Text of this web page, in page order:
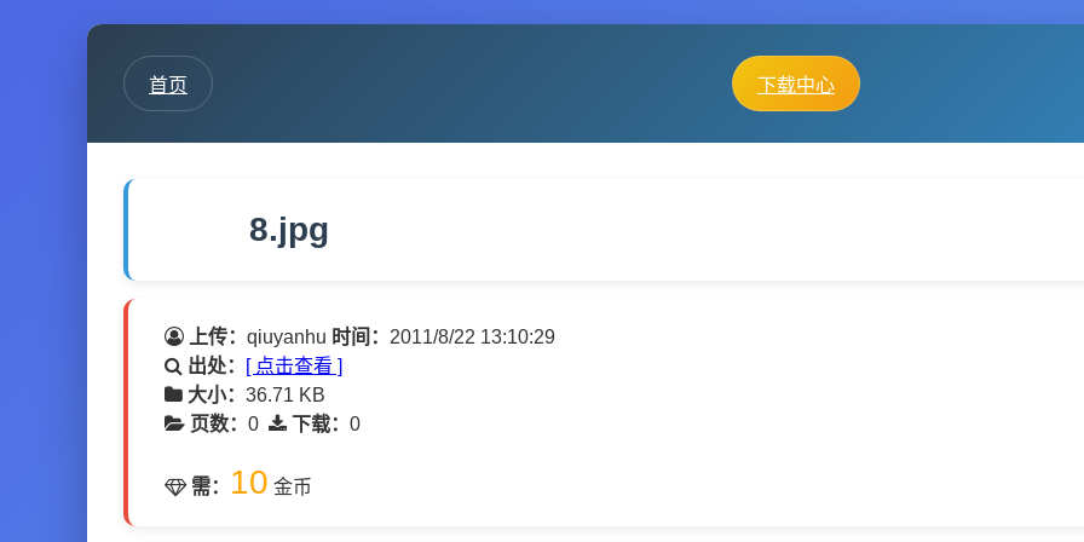
首页 下载中心
8.jpg
上传： qiuyanhu 时间： 2011/8/22 13:10:29
出处：
[ 点击查看 ]
大小： 36.71 KB
页数： 0 下载： 0
需： 10 金币